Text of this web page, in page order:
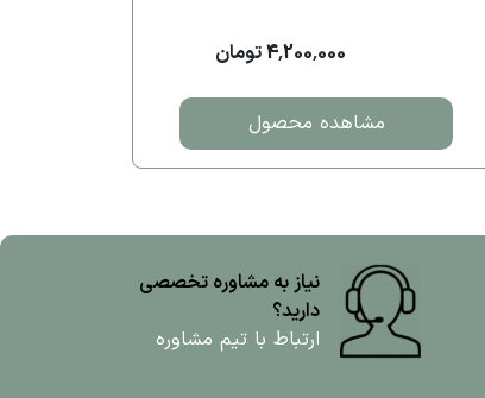
4,200,000 تومان
مشاهده محصول
نیاز به مشاوره تخصصی
دارید؟
ارتباط با تیم مشاوره